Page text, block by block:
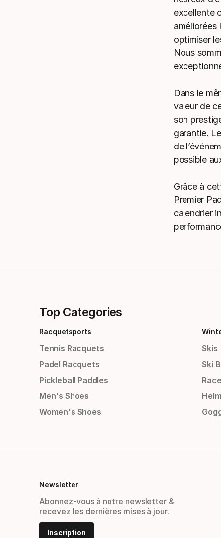
excellente
améliorées
optimiser
Nous
Dans le
valeur de
son
garantie.
de
possible
Grâce à
Premier
calendrier
Top Categories
Racquetsports
Tennis Racquets
Padel Racquets
Pickleball Paddles
Men's Shoes
Women's Shoes
Skis
Ski
Newsletter
Abonnez-vous à notre newsletter &
recevez les dernières mises à jour.
Inscription